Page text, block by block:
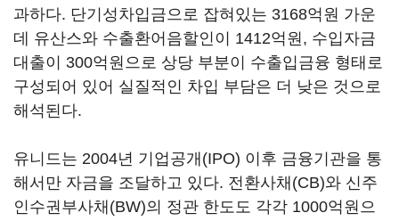
과하다. 단기성차입금으로 잡혀있는 3168억원 가운
데 유산스와 수출환어음할인이 1412억원, 수입자금
대출이 300억원으로 상당 부분이 수출입금융 형태로
구성되어 있어 실질적인 차입 부담은 더 낮은 것으로
해석된다.
유니드는 2004년 기업공개(IPO) 이후 금융기관을 통
해서만 자금을 조달하고 있다. 전환사채(CB)와 신주
인수권부사채(BW)의 정관 한도도 각각 1000억원으